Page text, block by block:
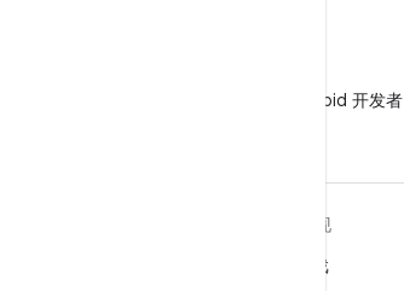
在微信中关注 Android 开发者
发现
游戏